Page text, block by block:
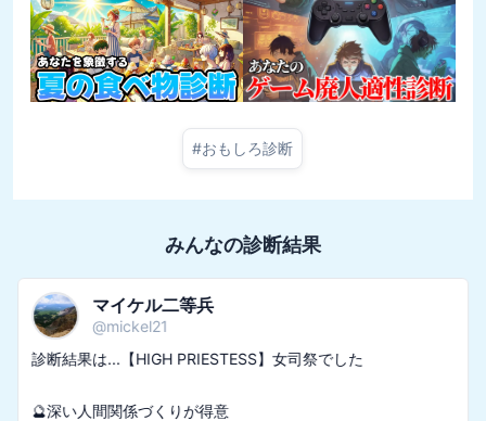
#おもしろ診断
みんなの診断結果
マイケル二等兵
@mickel21
診断結果は...【HIGH PRIESTESS】女司祭でした
🔮深い人間関係づくりが得意